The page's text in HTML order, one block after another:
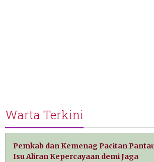
Warta Terkini
Pemkab dan Kemenag Pacitan
Isu Aliran Kepercayaan demi Jaga